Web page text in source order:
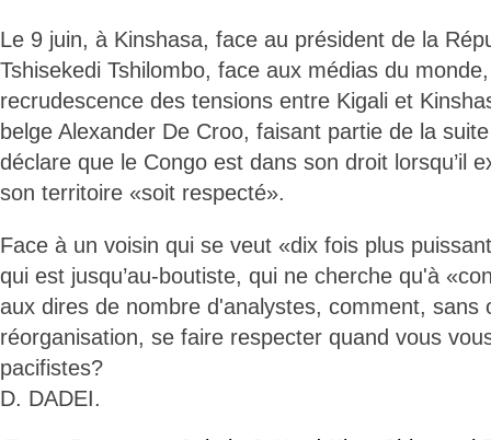
Le 9 juin, à Kinshasa, face au président de la
Tshisekedi Tshilombo, face aux médias du
recrudescence des tensions entre Kigali et
belge Alexander De Croo, faisant partie de la
déclare que le Congo est dans son droit lorsqu’il
son territoire «soit respecté».
Face à un voisin qui se veut «dix fois plus
qui est jusqu’au-boutiste, qui ne cherche qu'à
aux dires de nombre d'analystes, comment, sans
réorganisation, se faire respecter quand vous
pacifistes?
D. DADEI.